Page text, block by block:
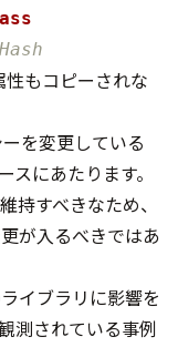
もコピーされな
を変更している
スにあたります。
持すべきなため、
が入るべきではあ
イブラリに影響を
測されている事例